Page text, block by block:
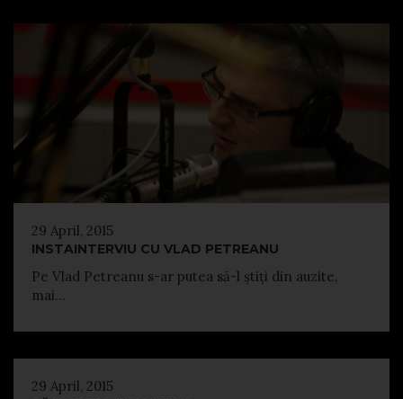
29 April, 2015
INSTAINTERVIU CU VLAD PETREANU
Pe Vlad Petreanu s-ar putea să-l știți din auzite,
mai...
29 April, 2015